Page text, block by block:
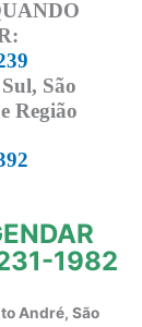
São
Região
1982
André, São